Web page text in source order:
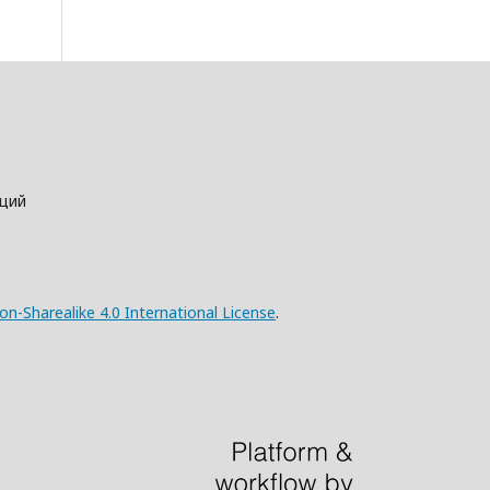
Sharealike 4.0 International License.